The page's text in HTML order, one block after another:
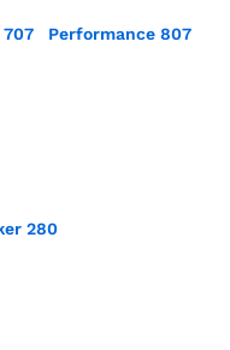
Performance 807
280